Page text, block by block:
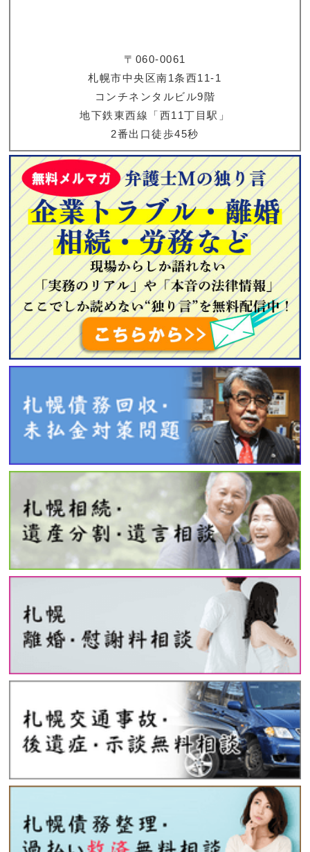
〒060-0061
札幌市中央区南1条西11-1
コンチネンタルビル9階
地下鉄東西線「西11丁目駅」
2番出口徒歩45秒